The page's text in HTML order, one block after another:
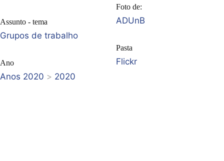
Assunto - tema
Grupos de trabalho
Ano
Anos 2020 > 2020
Foto de:
ADUnB
Pasta
Flickr